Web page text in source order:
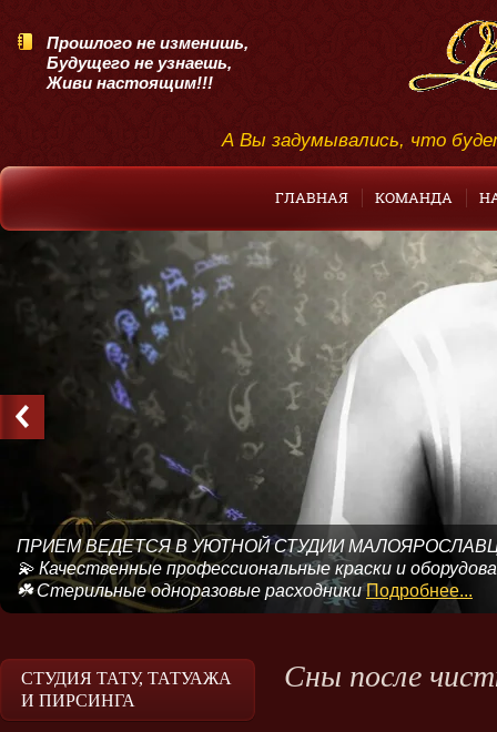
Прошлого не изменишь,
Будущего не узнаешь,
Живи настоящим!!!
А Вы задумывались, что
ГЛАВНАЯ КОМАНДА
ПРИЕМ ВЕДЕТСЯ В УЮТНОЙ СТУДИИ
💫 Качественные профессиональные краски и
☘️ Стерильные одноразовые расходникиПодробнее...
СТУДИЯ ТАТУ, ТАТУАЖА
И ПИРСИНГА
Сны после